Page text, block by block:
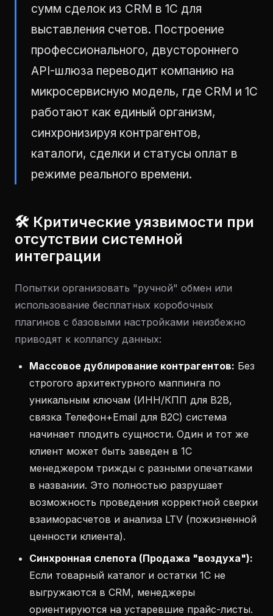
сумм сделок из CRM в 1С для
выставления счетов. Построение
профессионального, двустороннего
API-шлюза переводит компанию на
микросервисную модель, где CRM и 1С
работают как единый организм,
синхронизируя контрагентов,
каталоги, сделки и статусы оплат в
режиме реального времени.
🛠 Критические уязвимости при
отсутствии системной
интеграции
Попытки организовать "ручной" обмен или
использование бесплатных коробочных
плагинов с базовыми настройками неизбежно
приводят к коллапсу данных:
Массовое дублирование контрагентов: Без
строгого архитектурного маппинга по
уникальным ключам (ИНН/КПП для B2B,
связка Телефон+Email для B2C) система
начинает плодить сущности. Один и тот же
клиент может быть заведен в 1С
менеджером трижды с разными опечатками
в названии. Это полностью разрушает
возможность проведения корректной сверки
взаиморасчетов и анализа LTV (пожизненной
ценности клиента).
Синхронная слепота (Продажа "воздуха"):
Если товарный каталог и остатки 1С не
выгружаются в CRM, менеджеры
ориентируются на устаревшие прайс-листы.